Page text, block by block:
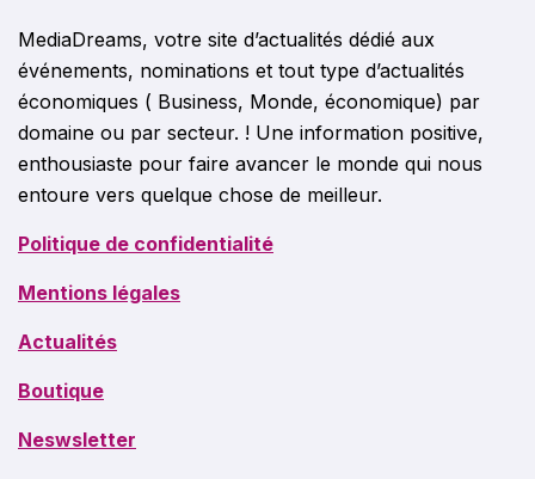
MediaDreams, votre site d’actualités dédié aux
événements, nominations et tout type d’actualités
économiques ( Business, Monde, économique) par
domaine ou par secteur. ! Une information positive,
enthousiaste pour faire avancer le monde qui nous
entoure vers quelque chose de meilleur.
Politique de confidentialité
Mentions légales
Actualités
Boutique
Neswsletter